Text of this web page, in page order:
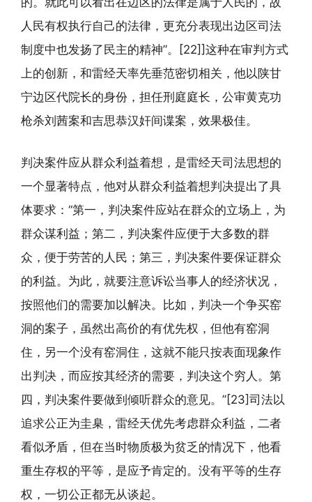
人民有权执行自己的法律，更充分表现出边区司法
制度中也发扬了民主的精神”。[22]]这种在审判方式
上的创新，和雷经天率先垂范密切相关，他以陕甘
宁边区代院长的身份，担任刑庭庭长，公审黄克功
枪杀刘茜案和吉思恭汉奸间谍案，效果极佳。
判决案件应从群众利益着想，是雷经天司法思想的
一个显著特点，他对从群众利益着想判决提出了具
体要求：“第一，判决案件应站在群众的立场上，为
群众谋利益；第二，判决案件应便于大多数的群
众，便于劳苦的人民；第三，判决案件要保证群众
的利益。为此，就要注意诉讼当事人的经济状况，
按照他们的需要加以解决。比如，判决一个争买窑
洞的案子，虽然出高价的有优先权，但他有窑洞
住，另一个没有窑洞住，这就不能只按表面现象作
出判决，而应按其经济的需要，判决这个穷人。第
四，判决案件要做到倾听群众的意见。”[23]司法以
追求公正为圭臬，雷经天优先考虑群众利益，二者
看似矛盾，但在当时物质极为贫乏的情况下，他看
重生存权的平等，是应予肯定的。没有平等的生存
权，一切公正都无从谈起。